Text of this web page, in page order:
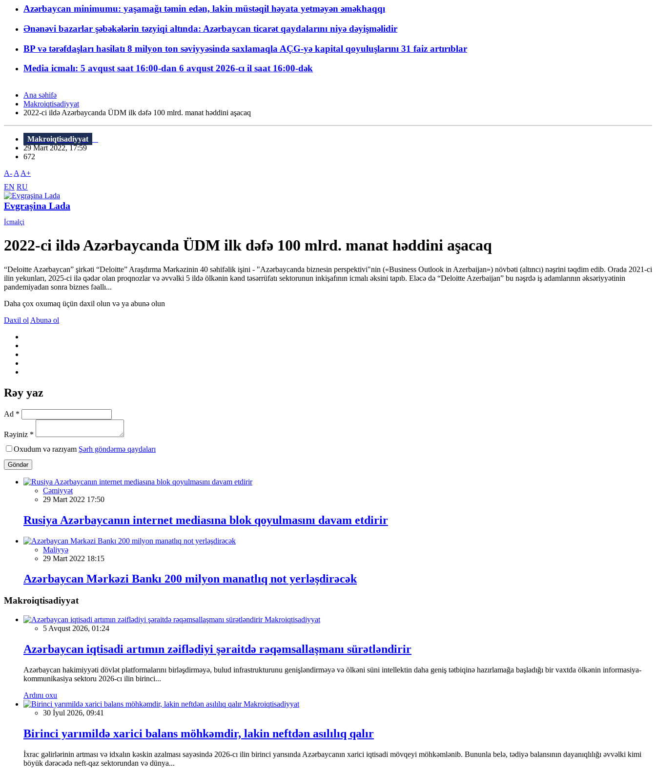
Azərbaycan minimumu: yaşamağı təmin edən, lakin müstəqil həyata yetməyən əməkhaqqı
Ənənəvi bazarlar şəbəkələrin təzyiqi altında: Azərbaycan ticarət qaydalarını niyə dəyişməlidir
BP və tərəfdaşları hasilatı 8 milyon ton səviyyəsində saxlamaqla AÇG-yə kapital qoyuluşlarını 31 faiz artırıblar
Media icmalı: 5 avqust saat 16:00-dan 6 avqust 2026-cı il saat 16:00-dək
Ana səhifə
Makroiqtisadiyyat
2022-ci ildə Azərbaycanda ÜDM ilk dəfə 100 mlrd. manat həddini aşacaq
Makroiqtisadiyyat
29 Mart 2022, 17:59
672
A- A A+
EN RU
Evgraşina Lada
İcmalçi
2022-ci ildə Azərbaycanda ÜDM ilk dəfə 100 mlrd. manat həddini aşacaq
“Deloitte Azərbaycan” şirkəti “Deloitte” Araşdırma Mərkəzinin 40 səhifəlik işini - "Azərbaycanda biznesin perspektivi"nin («Business Outlook in Azerbaijan») növbəti (altıncı) nəşrini təqdim edib. Orada 2021-ci
ilin yekunları, 2025-ci ilə qədər olan proqnozlar və əvvəlki 5 ildə ölkənin kənd təsərrüfatı sektorunun inkişafının icmalı əksini tapıb. Eləcə də “Deloitte Azerbaijan” bu nəşrdə iş adamlarının əksəriyyətinin
pandemiyadan sonra biznes fəallı...
Daha çox oxumaq üçün daxil olun və ya abunə olun
Daxil ol Abunə ol
Rəy yaz
Ad *
Rəyiniz *
Oxudum və razıyam Şərh göndərmə qaydaları
Göndər
Cəmiyyət
29 Mart 2022 17:50
Rusiya Azərbaycanın internet mediasına blok qoyulmasını davam etdirir
Maliyyə
29 Mart 2022 18:15
Azərbaycan Mərkəzi Bankı 200 milyon manatlıq not yerləşdirəcək
Makroiqtisadiyyat
Makroiqtisadiyyat
5 Avqust 2026, 01:24
Azərbaycan iqtisadi artımın zəiflədiyi şəraitdə rəqəmsallaşmanı sürətləndirir
Azərbaycan hakimiyyəti dövlət platformalarını birləşdirməyə, bulud infrastrukturunu genişləndirməyə və ölkəni süni intellektin daha geniş tətbiqinə hazırlamağa başladığı bir vaxtda ölkənin informasiya-
kommunikasiya sektoru 2026-cı ilin birinci...
Ardını oxu
Makroiqtisadiyyat
30 İyul 2026, 09:41
Birinci yarımildə xarici balans möhkəmdir, lakin neftdən asılılıq qalır
İxrac gəlirlərinin artması və idxalın kəskin azalması sayəsində 2026-cı ilin birinci yarısında Azərbaycanın xarici iqtisadi mövqeyi möhkəmlənib. Bununla belə, tədiyə balansının dayanıqlılığı əvvəlki kimi
böyük dərəcədə neft-qaz sektorundan və dünya...